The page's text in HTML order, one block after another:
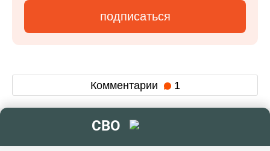
подписаться
Комментарии 1
СВО